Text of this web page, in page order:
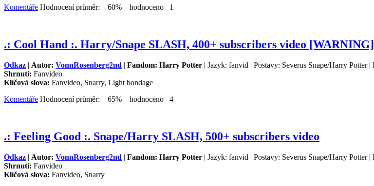
Komentáře Hodnocení průměr: 60% hodnoceno 1
.: Cool Hand :. Harry/Snape SLASH, 400+ subscribers video [WARNING]
Odkaz | Autor: VonnRosenberg2nd | Fandom: Harry Potter | Jazyk: fanvid | Postavy: Severus Snape/Harry Potter
Shrnutí: Fanvideo
Klíčová slova: Fanvideo, Snarry, Light bondage
Komentáře Hodnocení průměr: 65% hodnoceno 4
.: Feeling Good :. Snape/Harry SLASH, 500+ subscribers video
Odkaz | Autor: VonnRosenberg2nd | Fandom: Harry Potter | Jazyk: fanvid | Postavy: Severus Snape/Harry Potter
Shrnutí: Fanvideo
Klíčová slova: Fanvideo, Snarry